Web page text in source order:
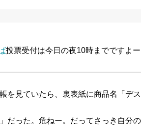
投票受付は今日の夜10時までですよー
を見ていたら、裏表紙に商品名「デ
だった。危ねー。だってさっき自分